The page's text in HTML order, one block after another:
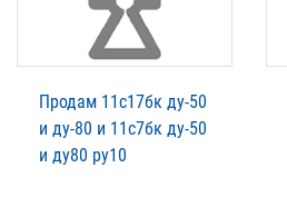
Продам 11с17бк ду-50
и ду-80 и 11с7бк ду-50
и ду80 ру10